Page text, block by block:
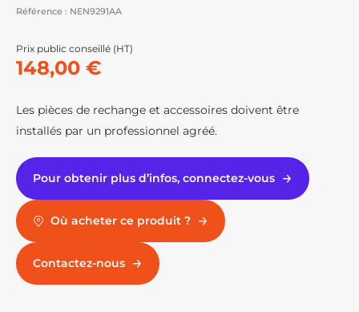
Référence : NEN9291AA
Prix public conseillé (HT)
148,00 €
Les pièces de rechange et accessoires doivent être
installés par un professionnel agréé.
Pour obtenir plus d’infos, connectez-vous
Où acheter ce produit ?
Contactez-nous